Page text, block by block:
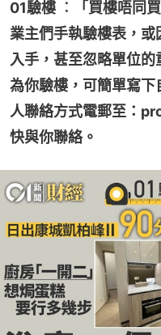
01驗樓 ︰「買樓唔同
業主們手執驗樓表，
入手，甚至忽略單位的
為你驗樓，可簡單寫下
人聯絡方式電郵至：
快與你聯絡。